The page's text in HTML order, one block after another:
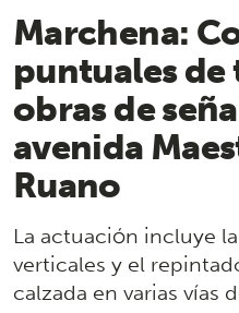
Marchena:
puntuales
obras de
avenida
Ruano
La actuación incluye
verticales y el
calzada en varias vías